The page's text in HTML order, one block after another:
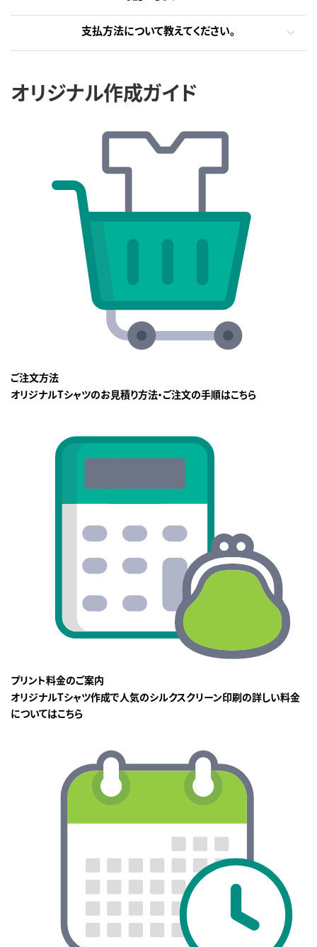
支払方法について教えてください。
オリジナル作成ガイド
ご注文方法
オリジナルTシャツのお見積り方法・ご注文の手順はこちら
プリント料金のご案内
オリジナルTシャツ作成で人気のシルクスクリーン印刷の詳しい料金
についてはこちら